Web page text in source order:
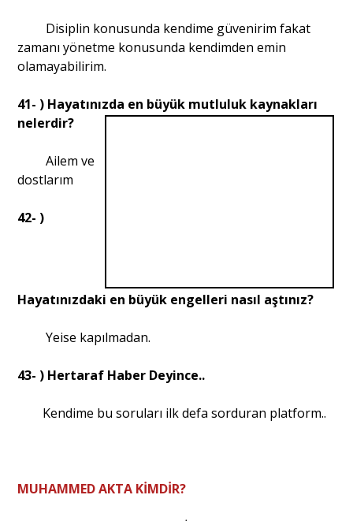
Disiplin konusunda kendime güvenirim fakat
zamanı yönetme konusunda kendimden emin
olamayabilirim.
41- ) Hayatınızda en büyük mutluluk kaynakları
nelerdir?
Ailem ve
dostlarım
42- )
Hayatınızdaki en büyük engelleri nasıl aştınız?
Yeise kapılmadan.
43- ) Hertaraf Haber Deyince..
Kendime bu soruları ilk defa sorduran platform..
MUHAMMED AKTA KİMDİR?